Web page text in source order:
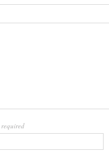
required